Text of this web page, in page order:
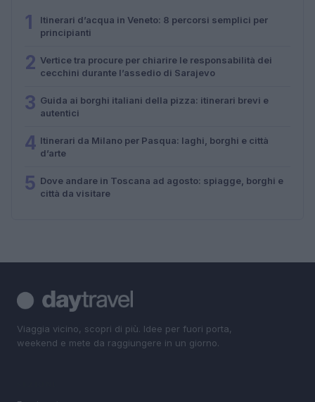
1
Itinerari d’acqua in Veneto: 8 percorsi semplici per
principianti
2 Vertice tra procure per chiarire le responsabilità dei
cecchini durante l’assedio di Sarajevo
3 Guida ai borghi italiani della pizza: itinerari brevi e
autentici
4 Itinerari da Milano per Pasqua: laghi, borghi e città
d’arte
5 Dove andare in Toscana ad agosto: spiagge, borghi e
città da visitare
Viaggia vicino, scopri di più. Idee per fuori porta,
weekend e mete da raggiungere in un giorno.